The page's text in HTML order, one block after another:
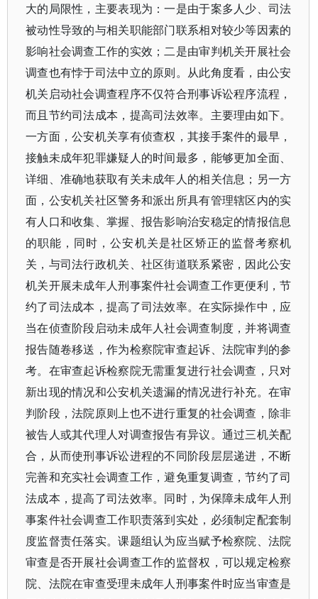
大的局限性，主要表现为：一是由于案多人少、司法
被动性导致的与相关职能部门联系相对较少等因素的
影响社会调查工作的实效；二是由审判机关开展社会
调查也有悖于司法中立的原则。从此角度看，由公安
机关启动社会调查程序不仅符合刑事诉讼程序流程，
而且节约司法成本，提高司法效率。主要理由如下。
一方面，公安机关享有侦查权，其接手案件的最早，
接触未成年犯罪嫌疑人的时间最多，能够更加全面、
详细、准确地获取有关未成年人的相关信息；另一方
面，公安机关社区警务和派出所具有管理辖区内的实
有人口和收集、掌握、报告影响治安稳定的情报信息
的职能，同时，公安机关是社区矫正的监督考察机
关，与司法行政机关、社区街道联系紧密，因此公安
机关开展未成年人刑事案件社会调查工作更便利，节
约了司法成本，提高了司法效率。在实际操作中，应
当在侦查阶段启动未成年人社会调查制度，并将调查
报告随卷移送，作为检察院审查起诉、法院审判的参
考。在审查起诉检察院无需重复进行社会调查，只对
新出现的情况和公安机关遗漏的情况进行补充。在审
判阶段，法院原则上也不进行重复的社会调查，除非
被告人或其代理人对调查报告有异议。通过三机关配
合，从而使刑事诉讼进程的不同阶段层层递进，不断
完善和充实社会调查工作，避免重复调查，节约了司
法成本，提高了司法效率。同时，为保障未成年人刑
事案件社会调查工作职责落到实处，必须制定配套制
度监督责任落实。课题组认为应当赋予检察院、法院
审查是否开展社会调查工作的监督权，可以规定检察
院、法院在审查受理未成年人刑事案件时应当审查是